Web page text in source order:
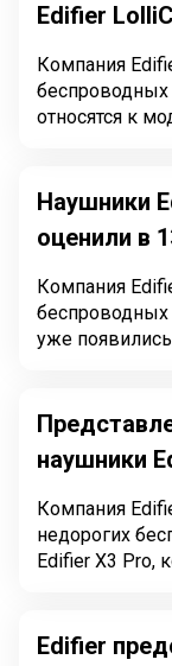
Edifier
Компания
относятся к
Наушники
оценили в
Компания
уже
наушники
Компания
недорогих
Edifier X3 Pro,
Edifier